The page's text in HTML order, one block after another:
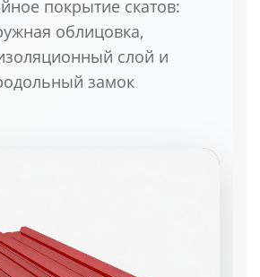
покрытие скатов:
облицовка,
слой и
замок